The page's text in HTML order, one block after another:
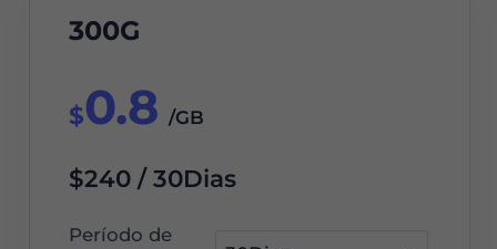
300G
$0.8 /GB
$240 / 30Dias
Período de